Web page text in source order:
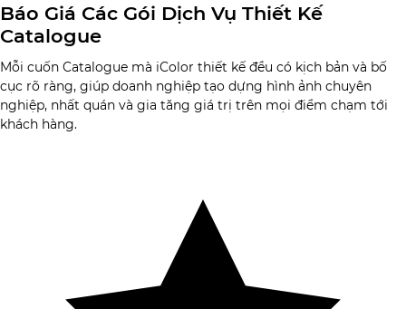
Báo Giá Các Gói Dịch Vụ Thiết Kế
Catalogue
Mỗi cuốn Catalogue mà iColor thiết kế đều có kịch bản và bố
cục rõ ràng, giúp doanh nghiệp tạo dựng hình ảnh chuyên
nghiệp, nhất quán và gia tăng giá trị trên mọi điểm chạm tới
khách hàng.